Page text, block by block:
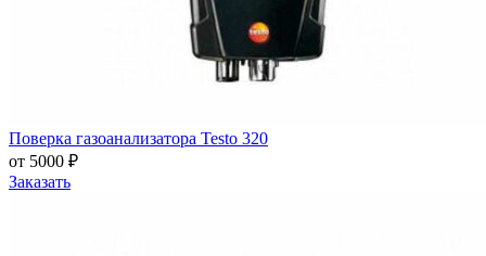
Поверка газоанализатора Testo 320
от 5000 ₽
Заказать